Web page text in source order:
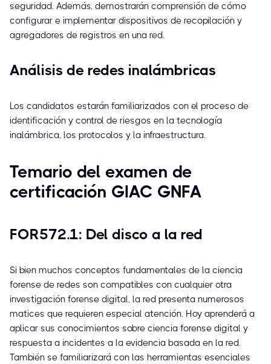
seguridad. Además, demostrarán comprensión de cómo
configurar e implementar dispositivos de recopilación y
agregadores de registros en una red.
Análisis de redes inalámbricas
Los candidatos estarán familiarizados con el proceso de
identificación y control de riesgos en la tecnología
inalámbrica, los protocolos y la infraestructura.
Temario del examen de
certificación GIAC GNFA
FOR572.1: Del disco a la red
Si bien muchos conceptos fundamentales de la ciencia
forense de redes son compatibles con cualquier otra
investigación forense digital, la red presenta numerosos
matices que requieren especial atención. Hoy aprenderá a
aplicar sus conocimientos sobre ciencia forense digital y
respuesta a incidentes a la evidencia basada en la red.
También se familiarizará con las herramientas esenciales